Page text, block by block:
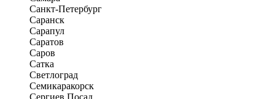
Санкт-Петербург
Саранск
Сарапул
Саратов
Саров
Сатка
Светлоград
Семикаракорск
Сергиев Посад